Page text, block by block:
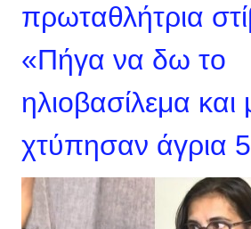
πρωταθλήτρια
«Πήγα να δω το
ηλιοβασίλεμα και
χτύπησαν άγρια